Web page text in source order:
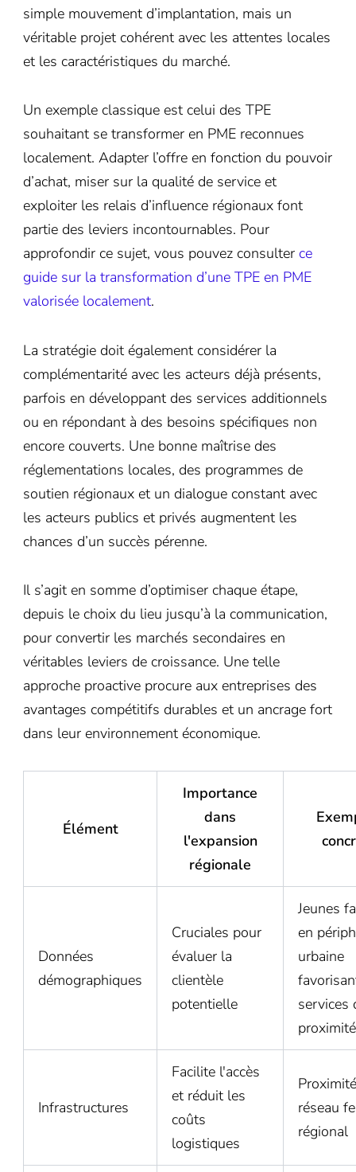
simple mouvement d’implantation, mais un
véritable projet cohérent avec les attentes locales
et les caractéristiques du marché.
Un exemple classique est celui des TPE
souhaitant se transformer en PME reconnues
localement. Adapter l’offre en fonction du pouvoir
d’achat, miser sur la qualité de service et
exploiter les relais d’influence régionaux font
partie des leviers incontournables. Pour
approfondir ce sujet, vous pouvez consulter ce
guide sur la transformation d’une TPE en PME
valorisée localement.
La stratégie doit également considérer la
complémentarité avec les acteurs déjà présents,
parfois en développant des services additionnels
ou en répondant à des besoins spécifiques non
encore couverts. Une bonne maîtrise des
réglementations locales, des programmes de
soutien régionaux et un dialogue constant avec
les acteurs publics et privés augmentent les
chances d’un succès pérenne.
Il s’agit en somme d’optimiser chaque étape,
depuis le choix du lieu jusqu’à la communication,
pour convertir les marchés secondaires en
véritables leviers de croissance. Une telle
approche proactive procure aux entreprises des
avantages compétitifs durables et un ancrage fort
dans leur environnement économique.
Élément
Importance
dans
l'expansion
régionale
Données
démographiques
Cruciales pour
évaluer la
clientèle
potentielle
Jeunes
en
urbaine
services
proximité
Infrastructures
Facilite l'accès
et réduit les
coûts
logistiques
réseau
régional